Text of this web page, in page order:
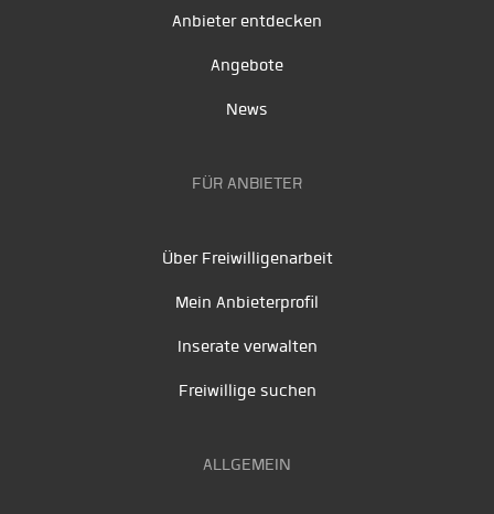
Anbieter entdecken
Angebote
News
FÜR ANBIETER
Über Freiwilligenarbeit
Mein Anbieterprofil
Inserate verwalten
Freiwillige suchen
ALLGEMEIN